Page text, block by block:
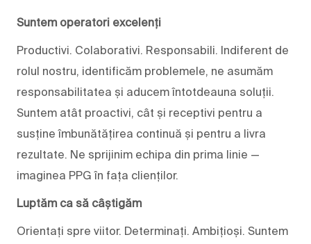
Suntem operatori excelenți
Productivi. Colaborativi. Responsabili. Indiferent de
rolul nostru, identificăm problemele, ne asumăm
responsabilitatea și aducem întotdeauna soluții.
Suntem atât proactivi, cât și receptivi pentru a
susține îmbunătățirea continuă și pentru a livra
rezultate. Ne sprijinim echipa din prima linie —
imaginea PPG în fața clienților.
Luptăm ca să câștigăm
Orientați spre viitor. Determinați. Ambițioși. Suntem